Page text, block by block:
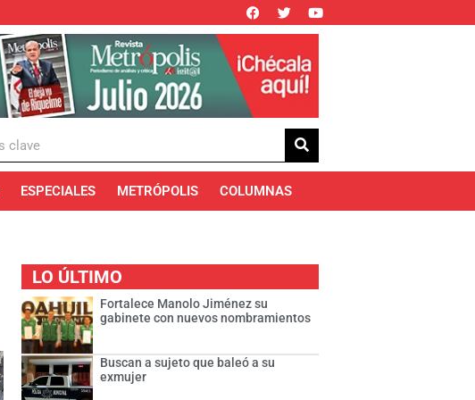
ESPECIALES METRÓPOLIS COLUMNAS
LO ÚLTIMO
Fortalece Manolo Jiménez su
gabinete con nuevos nombramientos
Buscan a sujeto que baleó a su
exmujer